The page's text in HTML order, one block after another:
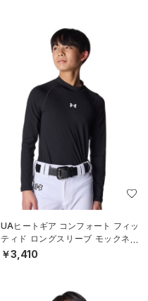
UAヒートギア コンフォート フィッ
ティド ロングスリーブ モックネッ
ク シャツ（ベースボール/BOYS）
￥3,410